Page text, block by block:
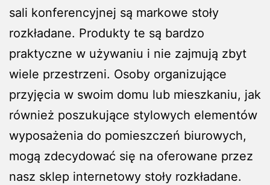
sali konferencyjnej są markowe stoły
rozkładane. Produkty te są bardzo
praktyczne w używaniu i nie zajmują zbyt
wiele przestrzeni. Osoby organizujące
przyjęcia w swoim domu lub mieszkaniu, jak
również poszukujące stylowych elementów
wyposażenia do pomieszczeń biurowych,
mogą zdecydować się na oferowane przez
nasz sklep internetowy stoły rozkładane.